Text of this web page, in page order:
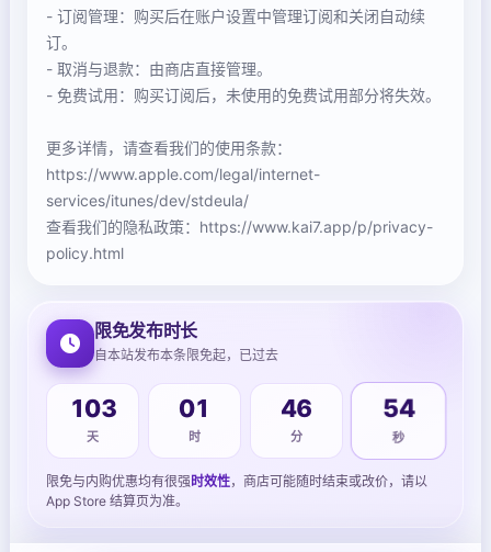
- 订阅管理：购买后在账户设置中管理订阅和关闭自动续
订。
- 取消与退款：由商店直接管理。
- 免费试用：购买订阅后，未使用的免费试用部分将失效。
更多详情，请查看我们的使用条款：
https://www.apple.com/legal/internet-
services/itunes/dev/stdeula/
查看我们的隐私政策：https://www.kai7.app/p/privacy-
policy.html
限免发布时长
自本站发布本条限免起，已过去
103
天
01
时
46
分
55
秒
限免与内购优惠均有很强时效性，商店可能随时结束或改价，请以
App Store 结算页为准。